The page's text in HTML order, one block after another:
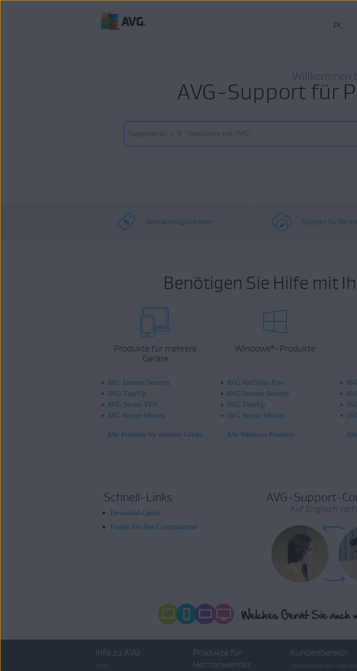
PC
Willkommen
AVG-Support für
Kontaktmöglichkeiten Support für
Benötigen Sie Hilfe mit
Produkte für mehrere
Geräte
AVG Internet Security
AVG TuneUp
AVG Secure VPN
AVG Secure Identity
Alle Produkte für mehrere Geräte
Windows® -Produkte
AVG AntiVirus Free
AVG Internet Security
AVG TuneUp
AVG Secure Identity
Alle Windows-Produkte
Schnell-Links
Download-Center
Finden Sie Ihre Lizenznummer
AVG-Support-
Auf Englisch
Info zu AVG
Produkte für
Heimanwender
Kundenbereich